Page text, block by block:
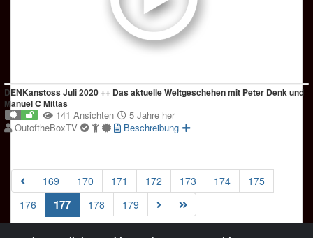
DENKanstoss Juli 2020 ++ Das aktuelle Weltgeschehen mit Peter Denk und
Manuel C Mittas
141 Ansichten
5 Jahre her
OutoftheBoxTV
Beschreibung
169 170 171 172 173 174
175
176
177(current)
178 179